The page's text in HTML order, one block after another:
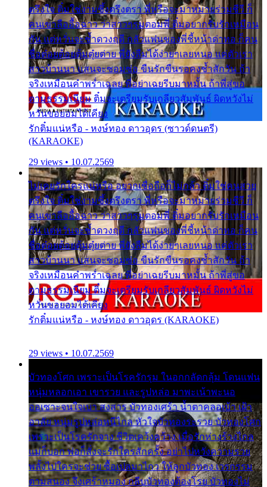
ตรึงใจ ติ๋มใช่งามซึ้งตรึงตรา พี่หรือจะมาหมายร่วมชีวี ก็
คนเขาลืออื้อฉาว ว่าสาวๆรุมตอมพี่ ติ๋มอยากรับรักเหมือน
กัน แต่หวั่นจะช้ำดวงฤดี กลัวแฟนของพี่ชี้หน้าด่าทอ ก็คน
ชื่อต๋อยต้อยตุ้มตุ๋ยต่าย พี่ยังลืมได้ง่ายๆเลยหนอ แค่ตัวเรา
สาวบ้านนา แสนจะซอมซ่อ ขืนรักขืนรอคงช้ำสักวัน ถ้า
จริงเหมือนคำพร่ำเฉลย พี่อย่าเฉยรีบมาหมั้น ถ้าพี่สู่ขอ
ตามธรรมเนียม ติ๋มจะเตรียมรับเกลียวสัมพันธ์ ผิดหวังไม่
หวั่นขอยอมได้เคียง
รักติ๋มแน่หรือ - หงษ์ทอง ดาวอุดร (ซาวด์ดนตรี)
(KARAOKE)
29 views • 10.07.2569
ไม่เคยรักใครแน่หรือ อยากเชื่อถือก็ไม่กล้า ติ๋มใช่คนสวย
ตรึงใจ ติ๋มใช่งามซึ้งตรึงตรา พี่หรือจะมาหมายร่วมชีวี ก็
คนเขาลืออื้อฉาว ว่าสาวๆรุมตอมพี่ ติ๋มอยากรับรักเหมือน
กัน แต่หวั่นจะช้ำดวงฤดี กลัวแฟนของพี่ชี้หน้าด่าทอ ก็คน
ชื่อต๋อยต้อยตุ้มตุ๋ยต่าย พี่ยังลืมได้ง่ายๆเลยหนอ แค่ตัวเรา
สาวบ้านนา แสนจะซอมซ่อ ขืนรักขืนรอคงช้ำสักวัน ถ้า
จริงเหมือนคำพร่ำเฉลย พี่อย่าเฉยรีบมาหมั้น ถ้าพี่สู่ขอ
ตามธรรมเนียม ติ๋มจะเตรียมรับเกลียวสัมพันธ์ ผิดหวังไม่
หวั่นขอยอมได้เคียง
รักติ๋มแน่หรือ - หงษ์ทอง ดาวอุดร (KARAOKE)
29 views • 10.07.2569
บัวทองโศก เพราะเป็นโรครักรุม ในอกกลัดกลุ้ม โดนแฟน
หนุ่มหลอกเอา เขารวย และรูปหล่อ มาพะเน้าพะนอ
ออเซาะจนใจเบา สงสาร บัวทองเศร้า น้ำตาคลอเบ้า เฝ้า
อาลัย หนุ่มรูปหล่อหนีไกล หัวใจบัวทองระรวย บัวทองโศก
เพราะเป็นโรครักจาง ชีวิตเคว้งคว้าง เมื่อรักห่างร้างไกล
แม่ก็บอก พ่อก็สั่งจะรักใครสักครั้ง อย่าไปหวังความรวย
พลั้งไปใครจะช่วย ซื้อเปลมาไกว ให้ลูกบัวทอง เวรกรรม
ตามสนอง จึงเศร้าหมอง กลีบบัวทองต้องโรย บัวทองไม่